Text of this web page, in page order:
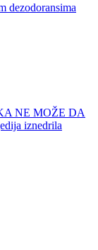
dezodoransima
NE MOŽE DA
iznedrila